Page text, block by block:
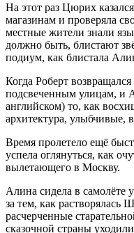
На этот раз Цюрих
магазинам и проверяла
местные жители знали
должно быть, блистают
подиум, как блистала
Когда Роберт
подсвеченным улицам, и
английском) то, как
архитектура, улыбчивые,
Время пролетело ещё
успела оглянуться, как
вылетающего в Москву.
Алина сидела в самолёте
за тем, как растворялась
расчерченные
сказочной страны